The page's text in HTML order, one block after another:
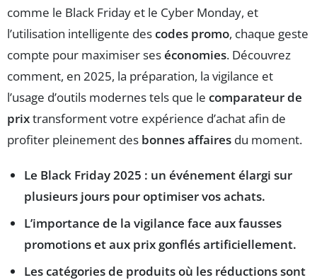
comme le Black Friday et le Cyber Monday, et
l’utilisation intelligente descodes promo, chaque geste
compte pour maximiser seséconomies. Découvrez
comment, en 2025, la préparation, la vigilance et
l’usage d’outils modernes tels que le comparateur de
prixtransforment votre expérience d’achat afin de
profiter pleinement des bonnes affaires du moment.
Le Black Friday 2025 : un événement élargi sur
plusieurs jours pour optimiser vos achats.
L’importance de la vigilance face aux fausses
promotions et aux prix gonflés artificiellement.
Les catégories de produits où les réductions sont